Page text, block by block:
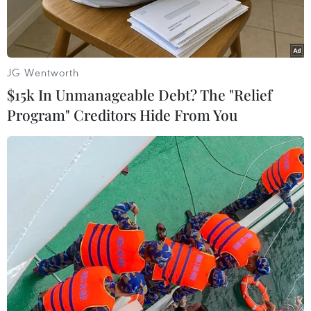
Nhân viên y tế tiêm vaccine phòng COVID-19 cho người dân tại
Bangkok, Thái Lan. (Ảnh: THX/TTXVN)
Theo phóng viên TTXVN tại Bangkok, số ca mắc
mới COVID-19 theo ngày tại Thái Lan lại lập
mốc mới với 13.002 ca được ghi nhận trong
ngày 21/7, nâng tổng số các ca mắc từ đầu dịch
JG Wentworth
$15k In Unmanageable Debt? The "Relief
Program" Creditors Hide From You